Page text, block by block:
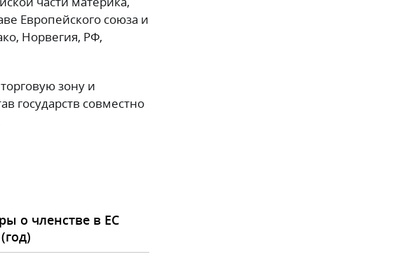
Европейского союза и
Норвегия, РФ,
зону и
государств совместно
о членстве в ЕС